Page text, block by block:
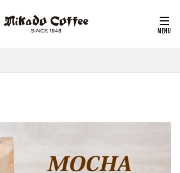
リキッドコーヒー アイスコーヒー
チーズケーキ